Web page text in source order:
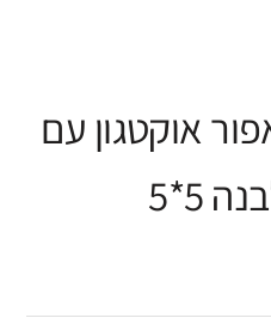
אוקטגון עם
5*5